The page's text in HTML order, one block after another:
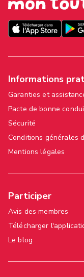
Informations
Garanties et
Pacte de bonne
Sécurité
Conditions générales
Mentions légales
Participer
Avis des membres
Télécharger
Le blog